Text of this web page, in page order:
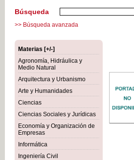
Búsqueda
>> Búsqueda avanzada
Materias [+/-]
Agronomía, Hidráulica y
Medio Natural
Arquitectura y Urbanismo
Arte y Humanidades
Ciencias
Ciencias Sociales y Jurídicas
Economía y Organización de
Empresas
Informática
Ingeniería Civil